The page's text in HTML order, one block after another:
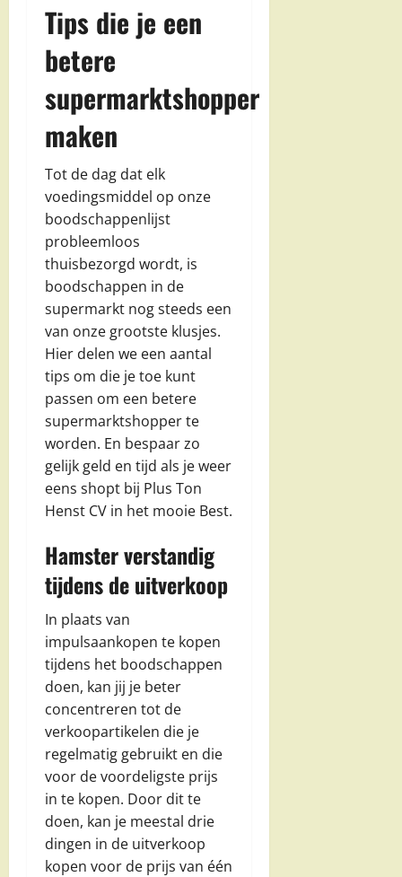
Tips die je een
betere
supermarktshopper
maken
Tot de dag dat elk
voedingsmiddel op onze
boodschappenlijst
probleemloos
thuisbezorgd wordt, is
boodschappen in de
supermarkt nog steeds een
van onze grootste klusjes.
Hier delen we een aantal
tips om die je toe kunt
passen om een betere
supermarktshopper te
worden. En bespaar zo
gelijk geld en tijd als je weer
eens shopt bij Plus Ton
Henst CV in het mooie Best.
Hamster verstandig
tijdens de uitverkoop
In plaats van
impulsaankopen te kopen
tijdens het boodschappen
doen, kan jij je beter
concentreren tot de
verkoopartikelen die je
regelmatig gebruikt en die
voor de voordeligste prijs
in te kopen. Door dit te
doen, kan je meestal drie
dingen in de uitverkoop
kopen voor de prijs van één